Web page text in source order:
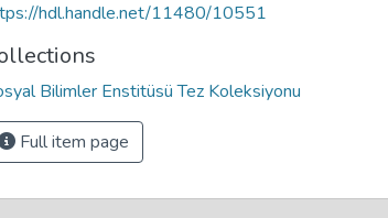
hdl.handle.net/11480/10551
Bilimler Enstitüsü Tez Koleksiyonu
Full item page